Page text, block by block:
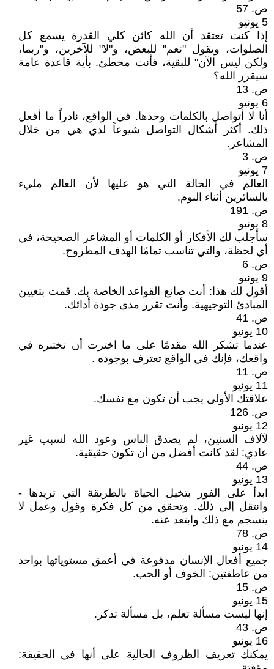
ص. 57
5 يونيو
إذا كنت تعتقد أن الله كائن كلي القدرة يسمع كل
الصلوات، ويقول "نعم" للبعض، و"لا" للآخرين، و"ربما،
ولكن ليس الآن" للبقية، فأنت مخطئ. بأية قاعدة عامة
سيقرر الله؟
ص. 13
6 يونيو
أنا لا أتواصل بالكلمات وحدها. في الواقع، نادراً ما أفعل
ذلك. أكثر أشكال التواصل شيوعاً لدي هي من خلال
المشاعر.
ص. 3
7 يونيو
العالم في الحالة التي هو عليها لأن العالم مليء
بالسائرين أثناء النوم.
ص. 191
8 يونيو
سأجلب لك الأفكار أو الكلمات أو المشاعر الصحيحة، في
أي لحظة، والتي تناسب تمامًا الهدف المطروح.
ص. 6
9 يونيو
أقول لك هذا: أنت صانع القواعد الخاصة بك. قمت بتعيين
المبادئ التوجيهية. وأنت تقرر مدى جودة أدائك.
ص. 41
10 يونيو
عندما تشكر الله مقدمًا على ما اخترت أن تختبره في
واقعك، فإنك في الواقع تعترف بوجوده .
ص. 11
11 يونيو
علاقتك الأولى يجب أن تكون مع نفسك.
ص. 126
12 يونيو
لآلاف السنين، لم يصدق الناس وعود الله لسبب غير
عادي: لقد كانت أفضل من أن تكون حقيقية.
ص. 44
13 يونيو
ابدأ على الفور بتخيل الحياة بالطريقة التي تريدها -
وانتقل إلى ذلك. وتحقق من كل فكرة وقول وعمل لا
ينسجم مع ذلك وابتعد عنه.
ص. 78
14 يونيو
جميع أفعال الإنسان مدفوعة في أعمق مستوياتها بواحد
من عاطفتين: الخوف أو الحب.
ص. 15
15 يونيو
إنها ليست مسألة تعلم، بل مسألة تذكر.
ص. 43
16 يونيو
يمكنك تعريف الظروف الحالية على أنها في الحقيقة: